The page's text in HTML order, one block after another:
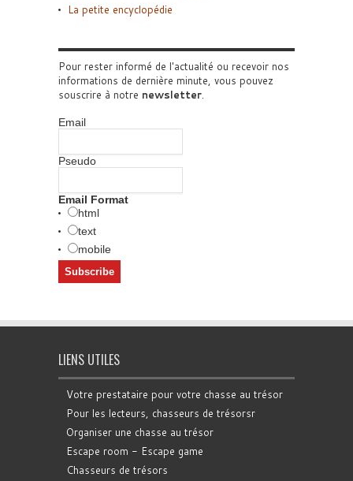
La petite encyclopédie
Pour rester informé de l'actualité ou recevoir nos
informations de dernière minute, vous pouvez
souscrire à notre newsletter.
Email
Pseudo
Email Format
html
text
mobile
LIENS UTILES
Votre prestataire pour votre chasse au trésor
Pour les lecteurs, chasseurs de trésorsr
Organiser une chasse au trésor
Escape room - Escape game
Chasseurs de trésors